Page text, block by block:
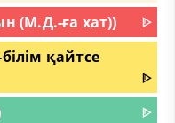
(М.Д.-ға хат))
ᐈ
қайтсе
ᐈ
ᐈ